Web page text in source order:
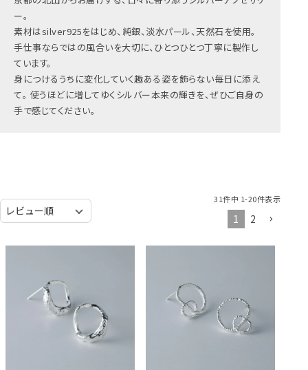
ー。
素材はsilver925をはじめ、純銀、淡水パール、天然石を使用。
手仕事ならではの風合いを大切に、ひとつひとつ丁寧に製作し
ています。
身につけるうちに変化していく趣ある姿を飾らない毎日に添え
て。 使うほどに増してゆくシルバー本来の輝きを、ぜひご自身の
手で感じてください。
31件中 1-20件表示
1 2